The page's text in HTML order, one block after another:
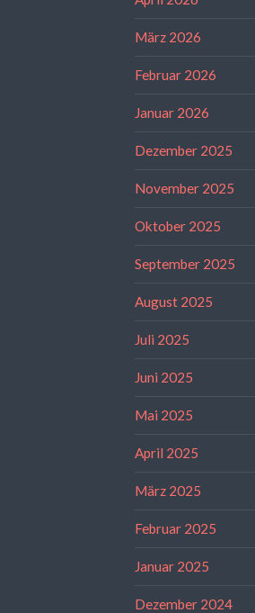
März 2026
Februar 2026
Januar 2026
Dezember 2025
November 2025
Oktober 2025
September 2025
August 2025
Juli 2025
Juni 2025
Mai 2025
April 2025
März 2025
Februar 2025
Januar 2025
Dezember 2024